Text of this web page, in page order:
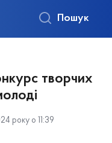
Пошук
творчих
року о 11:39